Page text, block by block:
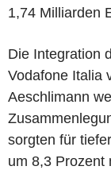
1,74 Milliarden
Die Integration
Vodafone Italia
Aeschlimann
sorgten für
um 8,3 Prozent